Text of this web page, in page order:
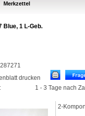
Merkzettel
Blue, 1 L-Geb.
drucken
1 - 3 Tage nach
2-